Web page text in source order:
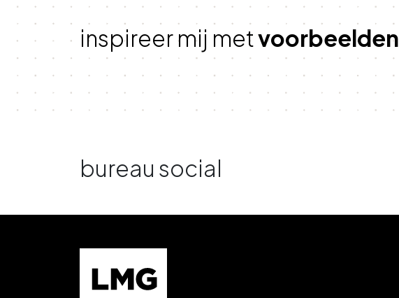
inspireer mij metvoorbeelden
bureau social